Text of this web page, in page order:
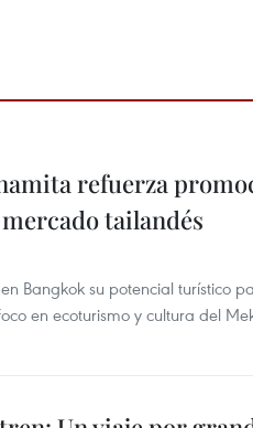
refuerza
tailandés
Bangkok su potencial turístico
en ecoturismo y cultura del